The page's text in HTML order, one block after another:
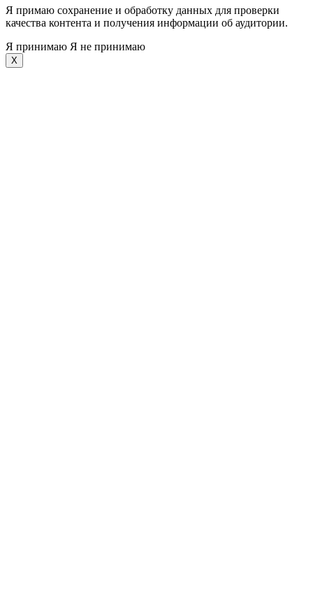
Я примаю сохранение и обработку данных для проверки
качества контента и получения информации об аудитории.
Я принимаю Я не принимаю
X